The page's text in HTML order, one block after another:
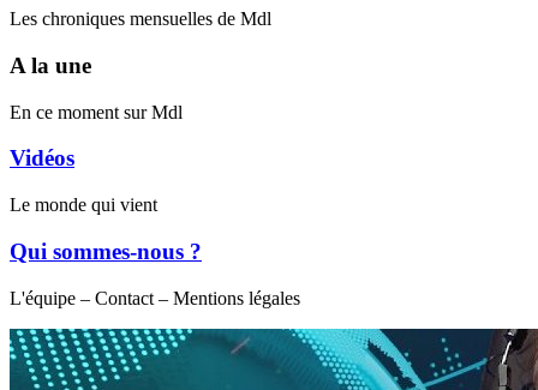
Les chroniques mensuelles de Mdl
A la une
En ce moment sur Mdl
Vidéos
Le monde qui vient
Qui sommes-nous ?
L'équipe – Contact – Mentions légales